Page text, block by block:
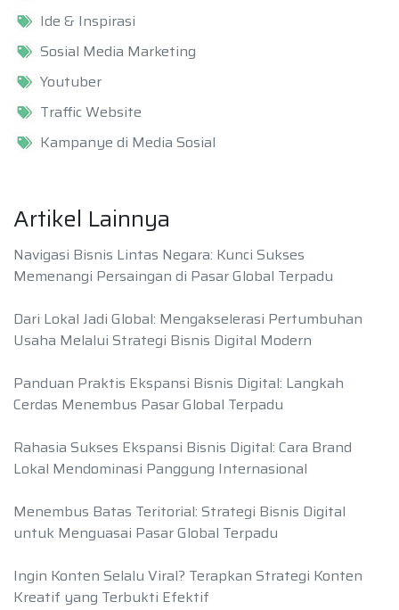
Ide & Inspirasi
Sosial Media Marketing
Youtuber
Traffic Website
Kampanye di Media Sosial
Artikel Lainnya
Navigasi Bisnis Lintas Negara: Kunci Sukses
Memenangi Persaingan di Pasar Global Terpadu
Dari Lokal Jadi Global: Mengakselerasi Pertumbuhan
Usaha Melalui Strategi Bisnis Digital Modern
Panduan Praktis Ekspansi Bisnis Digital: Langkah
Cerdas Menembus Pasar Global Terpadu
Rahasia Sukses Ekspansi Bisnis Digital: Cara Brand
Lokal Mendominasi Panggung Internasional
Menembus Batas Teritorial: Strategi Bisnis Digital
untuk Menguasai Pasar Global Terpadu
Ingin Konten Selalu Viral? Terapkan Strategi Konten
Kreatif yang Terbukti Efektif